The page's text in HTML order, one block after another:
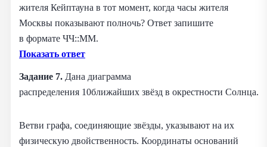
жителя Кейптауна в тот момент, когда часы жителя
Москвы показывают полночь? Ответ запишите
в формате ЧЧ::ММ.
Показать ответ
Задание 7. Дана диаграмма
распределения 10ближайших звёзд в окрестности Солнца.
Ветви графа, соединяющие звёзды, указывают на их
физическую двойственность. Координаты оснований